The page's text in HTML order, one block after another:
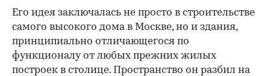
Его идея заключалась не просто в строительстве
самого высокого дома в Москве, но и здания,
принципиально отличающегося по
функционалу от любых прежних жилых
построек в столице. Пространство он разбил на